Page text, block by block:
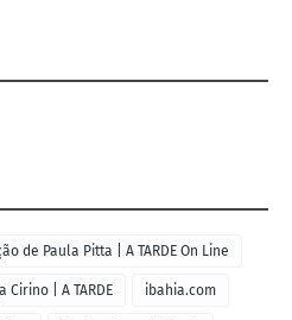
de Paula Pitta | A TARDE On Line
Cirino | A TARDE ibahia.com